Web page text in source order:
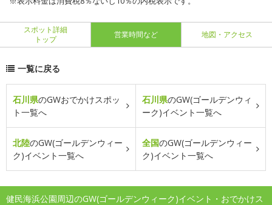
スポット詳細
トップ
営業時間など 地図・アクセス
一覧に戻る
石川県のGWおでかけスポッ
ト一覧へ
石川県のGW(ゴールデンウィ
ーク)イベント一覧へ
北陸のGW(ゴールデンウィー
ク)イベント一覧へ
全国のGW(ゴールデンウィー
ク)イベント一覧へ
健民海浜公園周辺のGW(ゴールデンウィーク)イベント・おでかけス